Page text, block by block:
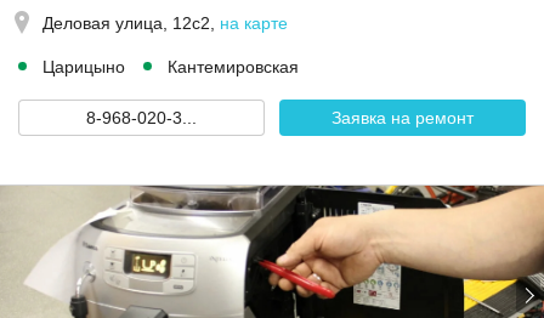
Деловая улица, 12с2 на карте
Царицыно Кантемировская
8-968-020-3... Заявка на ремонт